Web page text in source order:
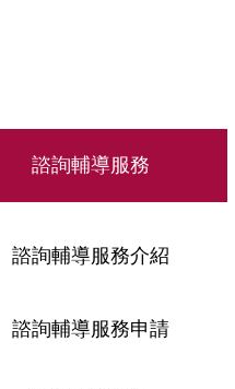
諮詢輔導服務
諮詢輔導服務介紹
諮詢輔導服務申請